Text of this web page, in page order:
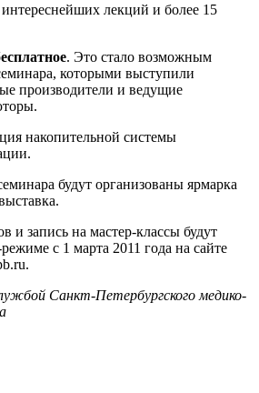
лекций и более 15
. Это стало возможным
которыми выступили
производители и ведущие
накопительной системы
будут организованы ярмарка
и запись на мастер-классы будут
с 1 марта 2011 года на сайте
Санкт-Петербургского медико-